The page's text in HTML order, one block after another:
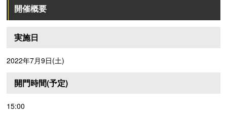
開催概要
実施日
2022年7月9日(土)
開門時間(予定)
15:00